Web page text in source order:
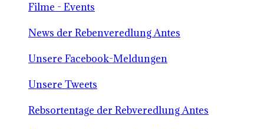
Filme - Events
News der Rebenveredlung Antes
Unsere Facebook-Meldungen
Unsere Tweets
Rebsortentage der Rebveredlung Antes